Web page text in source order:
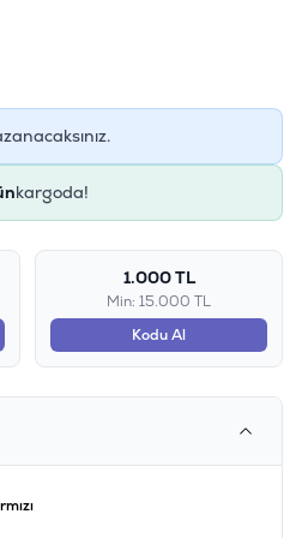
kargoda!
1.000 TL
Min: 15.000 TL
Kodu Al